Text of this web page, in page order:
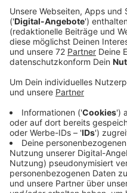
Veröffentlicht:Dienstag,
Anzeige
Hebammennetzwerkes
Kapazitäten der
Mitte nächsten Jahres
allem daran, dass immer
Geburtshelfer werden
festen Stellen sind